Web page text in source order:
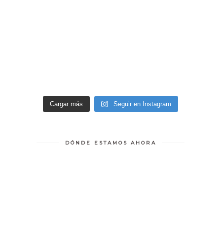
Cargar más Seguir en Instagram
DÓNDE ESTAMOS AHORA